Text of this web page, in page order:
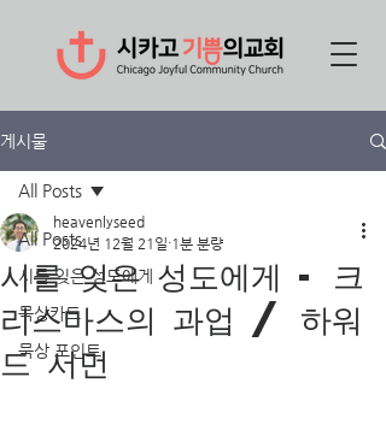
게시물
All Posts
시를 잊은 성도에게
묵상카드
묵상 포인트
All Posts
시를 잊은 성도에게 - 크
리스마스의 과업 / 하워
드 서먼
heavenlyseed
2024년 12월 21일 1분 분량